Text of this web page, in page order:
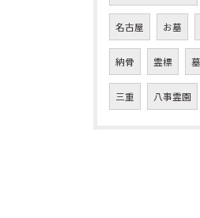
名古屋 お墓
納骨 霊標
三重 八事霊園